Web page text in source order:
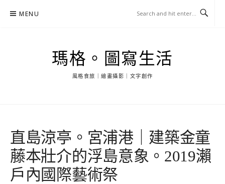
MENU
瑪格。圖寫生活
風格食旅｜繪畫攝影｜文字創作
直島涼亭。宮浦港｜建築金童
藤本壯介的浮島意象。2019瀨
戶內國際藝術祭